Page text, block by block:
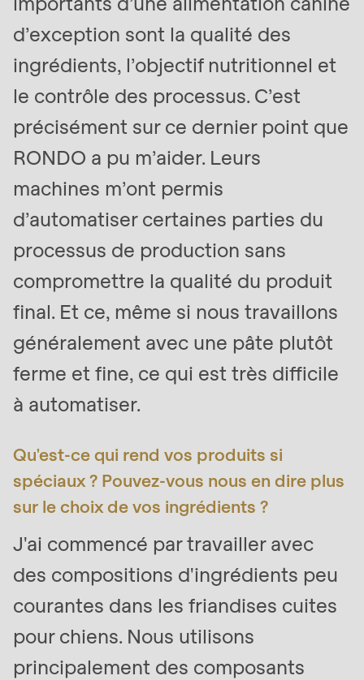
d’exception sont la qualité des
ingrédients, l’objectif nutritionnel et
le contrôle des processus. C’est
précisément sur ce dernier point que
RONDO a pu m’aider. Leurs
machines m’ont permis
d’automatiser certaines parties du
processus de production sans
compromettre la qualité du produit
final. Et ce, même si nous travaillons
généralement avec une pâte plutôt
ferme et fine, ce qui est très difficile
à automatiser.
Qu'est-ce qui rend vos produits si
spéciaux ? Pouvez-vous nous en dire plus
sur le choix de vos ingrédients ?
J'ai commencé par travailler avec
des compositions d'ingrédients peu
courantes dans les friandises cuites
pour chiens. Nous utilisons
principalement des composants